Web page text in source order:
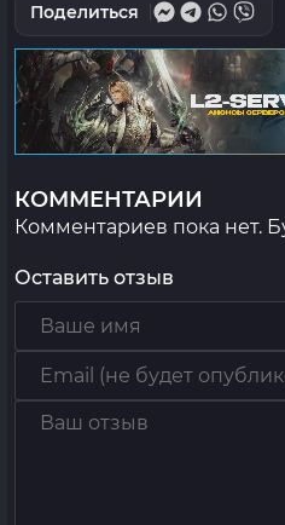
Поделиться
КОММЕНТАРИИ
Комментариев пока нет.
Оставить отзыв